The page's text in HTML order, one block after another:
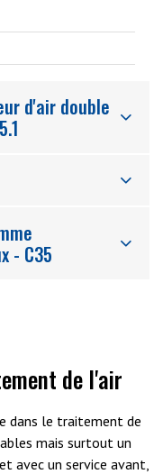
d'air double
- C35
de l'air
dans le traitement de
mais surtout un
avec un service avant,